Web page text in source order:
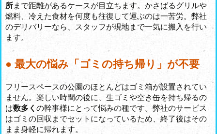
所まで距離があるケースが目立ちます。かさばるグリルや
燃料、冷えた食材を何度も往復して運ぶのは一苦労。弊社
のデリバリーなら、スタッフが現地まで一気に搬入を行い
ます。
● 最大の悩み「ゴミの持ち帰り」が不要
フリースペースの公園のほとんどはゴミ箱が設置されてい
ません。楽しい時間の後に、生ゴミや空き缶を持ち帰るの
は数多く の幹事様にとって悩みの種です。弊社のサービス
はゴミの回収までセットになっているため、終了後はその
まま身軽に帰れます。